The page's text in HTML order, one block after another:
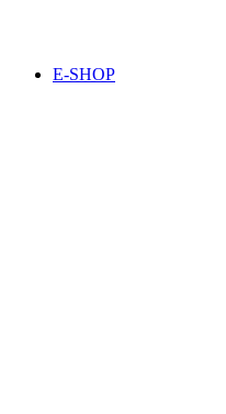
E-SHOP